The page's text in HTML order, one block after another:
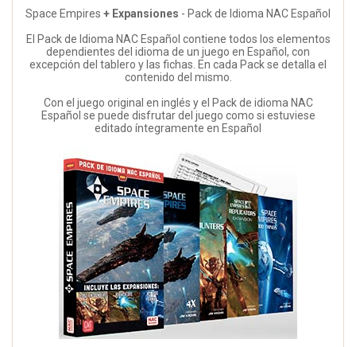
Space Empires + Expansiones - Pack de Idioma NAC Español
El Pack de Idioma NAC Español contiene todos los elementos
dependientes del idioma de un juego en Español, con
excepción del tablero y las fichas. En cada Pack se detalla el
contenido del mismo.
Con el juego original en inglés y el Pack de idioma NAC
Español se puede disfrutar del juego como si estuviese
editado íntegramente en Español